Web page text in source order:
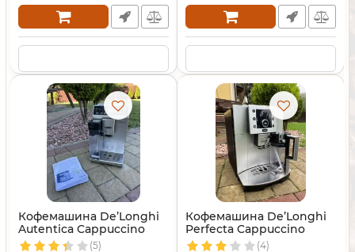
Кофемашина De’Longhi
Autentica Cappuccino
(5)
Кофемашина De’Longhi
Perfecta Cappuccino
(4)